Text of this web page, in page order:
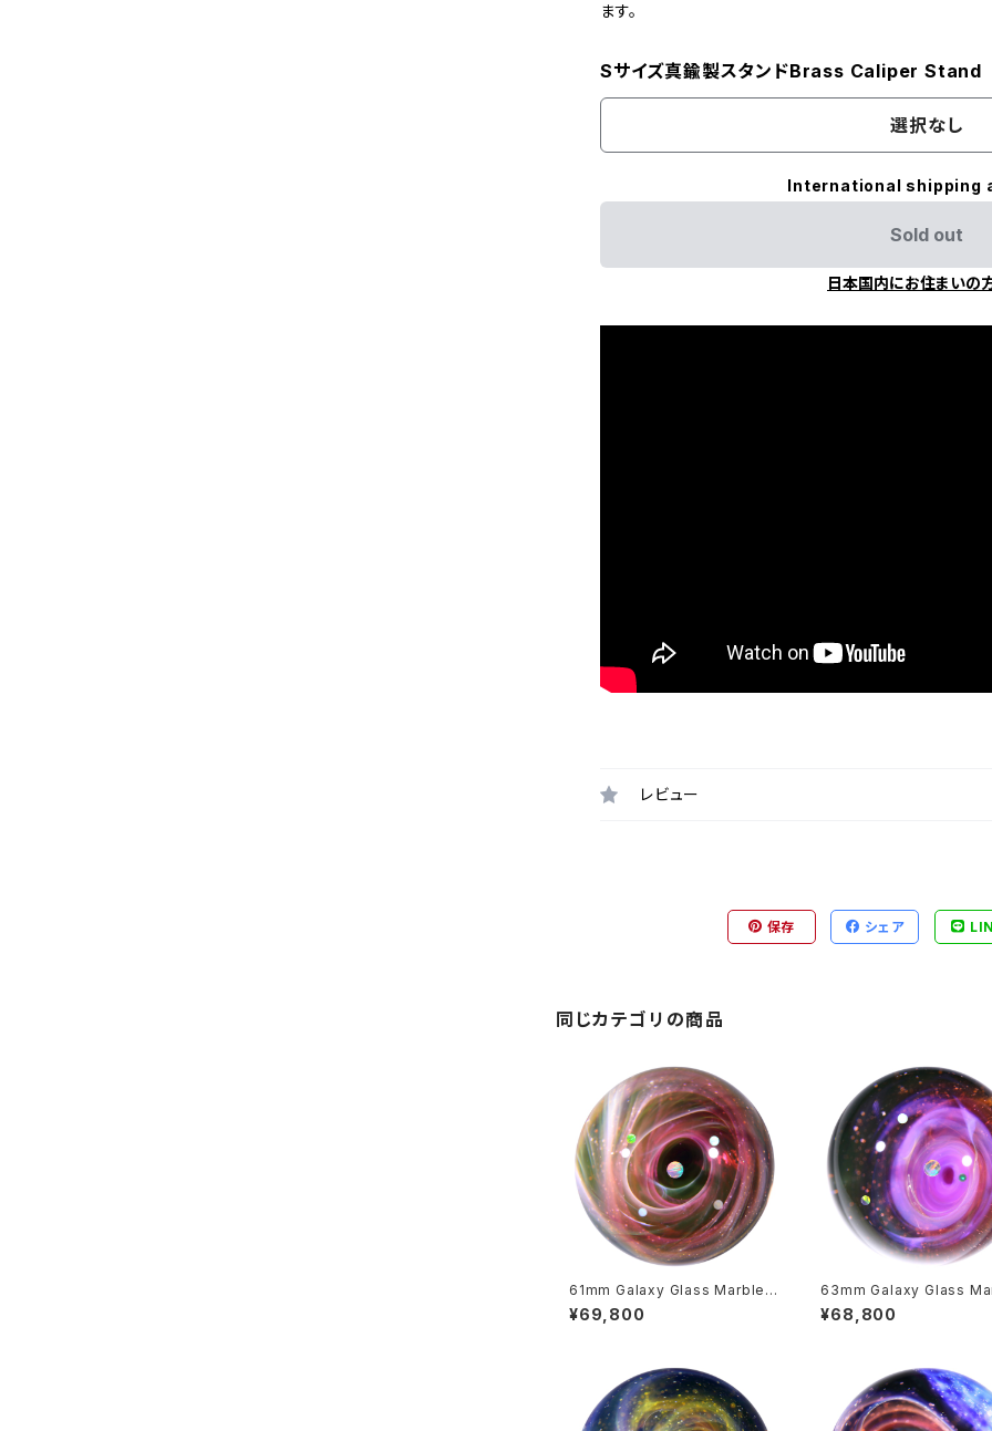
ます。
Sサイズ真鍮製スタンドBrass Caliper Stand
選択なし
International shipping
Sold out
日本国内にお住まいの
レビュー
保存 シェア
同じカテゴリの商品
61mm Galaxy Glass Marble
宇宙ガラスマーブル - オブジェ n
o.M288
¥69,800
63mm Galaxy Glass
宇宙ガラスマーブル - オブジ
o.M289
¥68,800